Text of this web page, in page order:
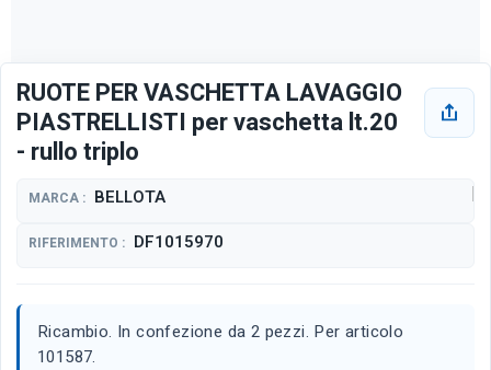
RUOTE PER VASCHETTA LAVAGGIO
PIASTRELLISTI per vaschetta lt.20
- rullo triplo
MARCA : BELLOTA
RIFERIMENTO : DF1015970
Ricambio. In confezione da 2 pezzi. Per articolo
101587.